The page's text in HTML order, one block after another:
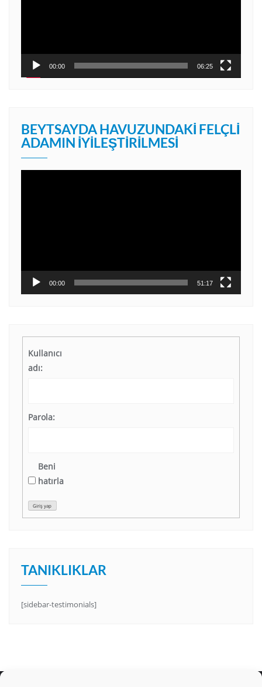
00:00 06:25
BEYTSAYDA HAVUZUNDAKI FELÇLI
ADAMIN İYILEŞTIRILMESI
00:00 51:17
Kullanıcı
adı:
Parola:
Beni
hatırla
Giriş yap
TANIKLIKLAR
[sidebar-testimonials]